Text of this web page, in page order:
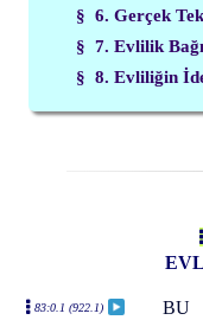
§ 6. Gerçek
§ 7. Evlilik
§ 8. Evliliğin
83:0.1 (922.1)
BU